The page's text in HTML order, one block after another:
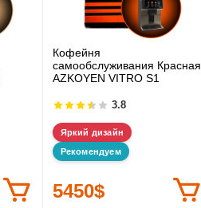
Кофейня
самообслуживания Красная
AZKOYEN VITRO S1
3.8
Яркий дизайн
Рекомендуем
5450$